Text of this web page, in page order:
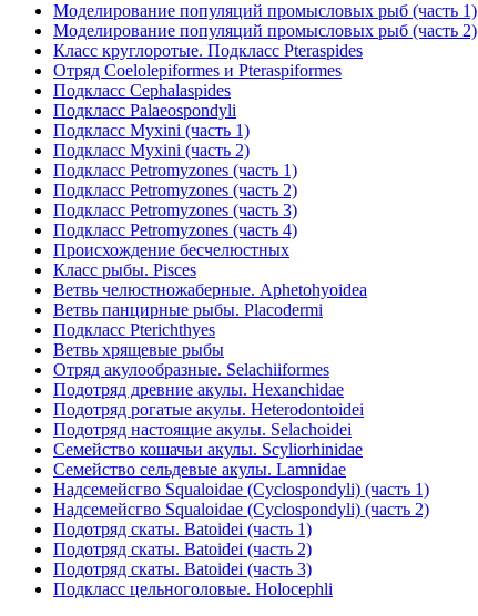
Моделирование популяций промысловых рыб (часть 1)
Моделирование популяций промысловых рыб (часть 2)
Класс круглоротые. Подкласс Pteraspides
Отряд Соеlolepiformes и Pteraspiformes
Подкласс Cephalaspides
Подкласс Palaeospondyli
Подкласс Myxini (часть 1)
Подкласс Myxini (часть 2)
Подкласс Petromyzones (часть 1)
Подкласс Petromyzones (часть 2)
Подкласс Petromyzones (часть 3)
Подкласс Petromyzones (часть 4)
Происхождение бесчелюстных
Класс рыбы. Pisces
Ветвь челюстножаберные. Aphetohyoidea
Ветвь панцирные рыбы. Placodermi
Подкласс Pterichthyes
Ветвь хрящевые рыбы
Отряд акулообразные. Selachiiformes
Подотряд древние акулы. Hexanchidae
Подотряд рогатые акулы. Heterodontoidei
Подотряд настоящие акулы. Selachoidei
Семейство кошачьи акулы. Scyliorhinidae
Семейство сельдевые акулы. Lamnidae
Надсемейсгво Squaloidae (Cyclospondyli) (часть 1)
Надсемейсгво Squaloidae (Cyclospondyli) (часть 2)
Подотряд скаты. Batoidei (часть 1)
Подотряд скаты. Batoidei (часть 2)
Подотряд скаты. Batoidei (часть 3)
Подкласс цельноголовые. Holocephli